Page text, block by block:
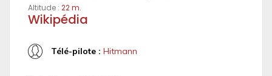
Altitude : 22 m.
Wikipédia
Télé-pilote : Hitmann